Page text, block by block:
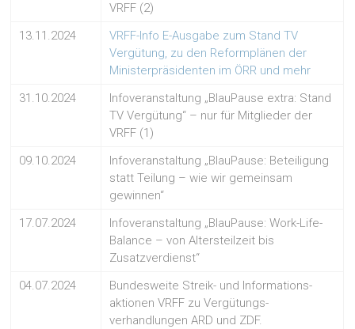
VRFF (2)
13.11.2024
VRFF-Info E-Ausgabe zum Stand TV
Vergütung, zu den Reformplänen der
Ministerpräsidenten im ÖRR und mehr
31.10.2024
Infoveranstaltung „BlauPause extra: Stand
TV Vergütung“ – nur für Mitglieder der
VRFF (1)
09.10.2024
Infoveranstaltung „BlauPause: Beteiligung
statt Teilung – wie wir gemeinsam
gewinnen“
17.07.2024
Infoveranstaltung „BlauPause: Work-Life-
Balance – von Altersteilzeit bis
Zusatzverdienst“
04.07.2024
Bundesweite Streik- und Informations-
aktionen VRFF zu Vergütungs-
verhandlungen ARD und ZDF.